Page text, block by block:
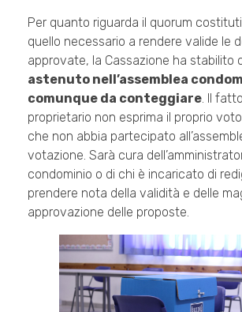
Per quanto riguarda il quorum
quello necessario a rendere valide le
approvate, la Cassazione ha stabilito
astenuto nell’assemblea
comunque da conteggiare. Il
proprietario non esprima il proprio
che non abbia partecipato
votazione. Sarà cura
condominio o di chi è incaricato di
prendere nota della validità e delle
approvazione delle proposte.